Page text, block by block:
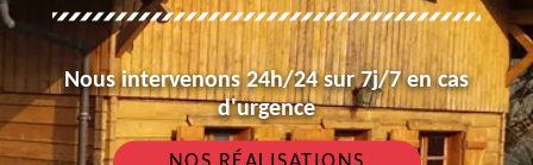
Nous intervenons 24h/24 sur 7j/7 en cas
d'urgence